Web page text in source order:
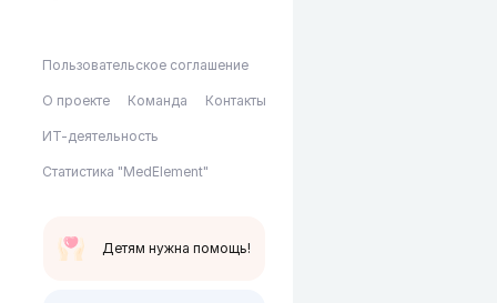
Пользовательское соглашение
О проекте Команда Контакты
ИТ-деятельность
Статистика "MedElement"
Детям нужна помощь!